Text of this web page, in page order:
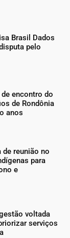
Brasil Dados
pelo
encontro do
de Rondônia
anos
de reunião no
para
e
voltada
serviços